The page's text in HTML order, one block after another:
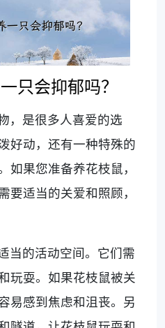
只会抑郁吗？
，是很多人喜爱的选
好动，还有一种特殊的
如果您准备养花枝鼠，
要适当的关爱和照顾，
当的活动空间。它们需
玩耍。如果花枝鼠被关
易感到焦虑和沮丧。另